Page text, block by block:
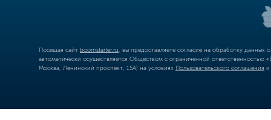
Посещая сайт boomstarter.ru , вы предоставляете согласие на обработку
автоматически осуществляется Обществом с ограниченной
Москва, Ленинский проспект, 15А) на условиях Пользовательского соглашения и